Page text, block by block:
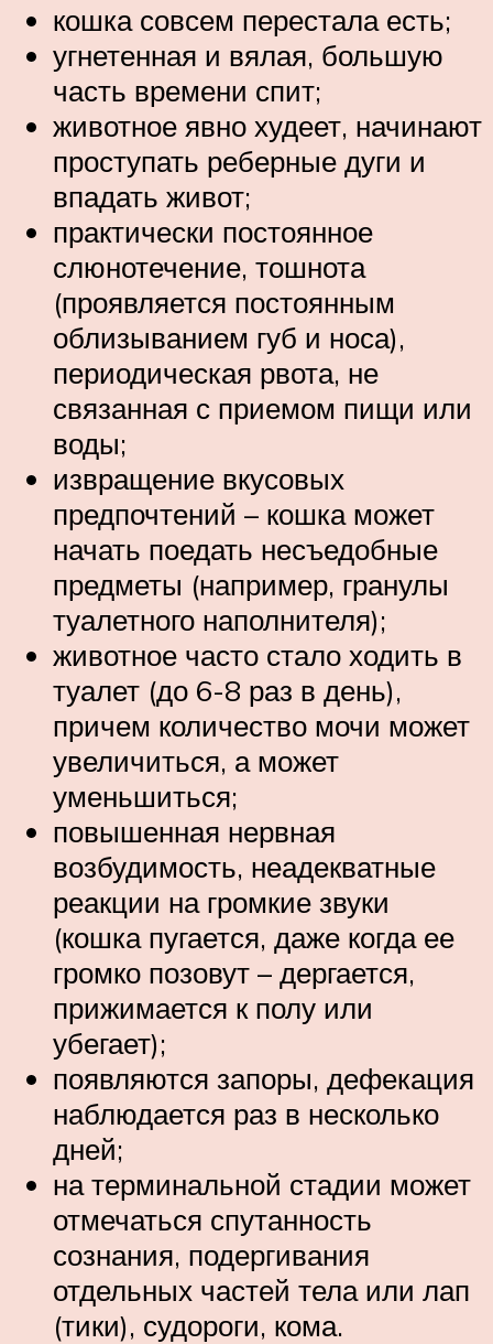
кошка совсем перестала есть;
угнетенная и вялая, большую
часть времени спит;
животное явно худеет, начинают
проступать реберные дуги и
впадать живот;
практически постоянное
слюнотечение, тошнота
(проявляется постоянным
облизыванием губ и носа),
периодическая рвота, не
связанная с приемом пищи или
воды;
извращение вкусовых
предпочтений – кошка может
начать поедать несъедобные
предметы (например, гранулы
туалетного наполнителя);
животное часто стало ходить в
туалет (до 6-8 раз в день),
причем количество мочи может
увеличиться, а может
уменьшиться;
повышенная нервная
возбудимость, неадекватные
реакции на громкие звуки
(кошка пугается, даже когда ее
громко позовут – дергается,
прижимается к полу или
убегает);
появляются запоры, дефекация
наблюдается раз в несколько
дней;
на терминальной стадии может
отмечаться спутанность
сознания, подергивания
отдельных частей тела или лап
(тики), судороги, кома.